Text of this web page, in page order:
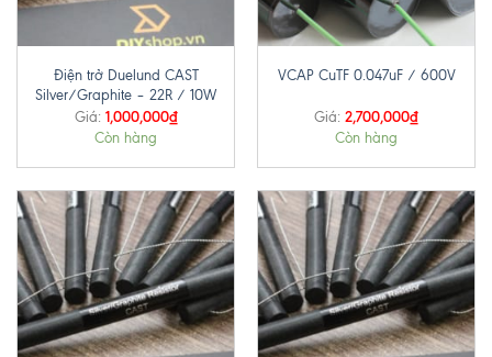
Điện trở Duelund CAST
Silver/Graphite – 22R / 10W
Giá: 1,000,000₫
Còn hàng
VCAP CuTF 0.047uF / 600V
Giá: 2,700,000₫
Còn hàng